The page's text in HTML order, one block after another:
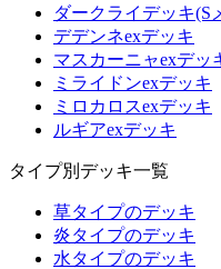
ダークライデッキ(S
デデンネexデッキ
マスカーニャexデッ
ミライドンexデッキ
ミロカロスexデッキ
ルギアexデッキ
タイプ別デッキ一覧
草タイプのデッキ
炎タイプのデッキ
水タイプのデッキ